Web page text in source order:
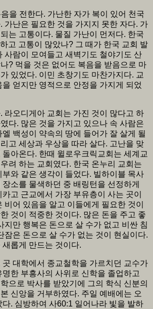
을 전한다. 가난한 자가 복이 있어 천국
가난은 필요한 것을 가지지 못한 자다. 가
는 고통이다. 물질 가난이 먼저다. 한국
고 고통이 많았나? 그 때가 한국 교회 발
사람이 모여들고 새벽기도 철야기도 산
? 먹을 것은 없어도 복음을 받음으로 마
있었다. 이민 초창기도 마찬가지다. 교
얻지만 영적으로 안정을 가지게 되었
라오디게아 교회는 가진 것이 많다고 하
다. 많은 것을 가지고 있으나 속 사람은
백성이 약속의 땅에 들어가 잘 살게 될
고 세상과 우상을 따라 살다. 고난을 맞
돌아온다. 한때 윌로우크릭교회는 세계교
려 하는 교회였다. 한국 온누리 교회는
와 같은 생각이 들었다. 빌하이블 목사
소를 물색하던 중 배링턴을 선정하게
고 근교에서 가장 부유층이 사는 곳이
비어 있음을 알고 이들에게 필요한 것이
것이 적중한 것이다. 많은 돈을 주고 좋
지만 행복은 돈으로 살 수가 없고 비싼 침
잠은 돈으로 살 수가 없는 것이 현실이다.
롭게 만드는 것이다.
곳 대학에서 종교철학을 가르치던 교수가
한 부흥사의 사위로 신학을 졸업하고
으로 박사를 받았기에 그의 학식 신분의
신앙을 거부하였다. 주일 예배에는 오
. 심방하여 사60:1 일어나라 빛을 발하